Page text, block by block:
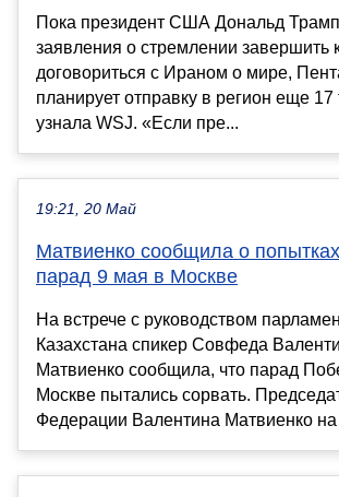
Пока президент США Дональд Трамп
заявления о стремлении завершить
договориться с Ираном о мире,
планирует отправку в регион еще
узнала WSJ. «Если пре...
19:21, 20 Май
Матвиенко сообщила о
парад 9 мая в Москве
На встрече с руководством
Казахстана спикер Совфеда
Матвиенко сообщила, что парад
Москве пытались сорвать.
Федерации Валентина Матвиенко на